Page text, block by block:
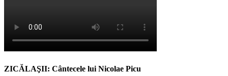
ZICĂLAŞII: Cântecele lui Nicolae Picu